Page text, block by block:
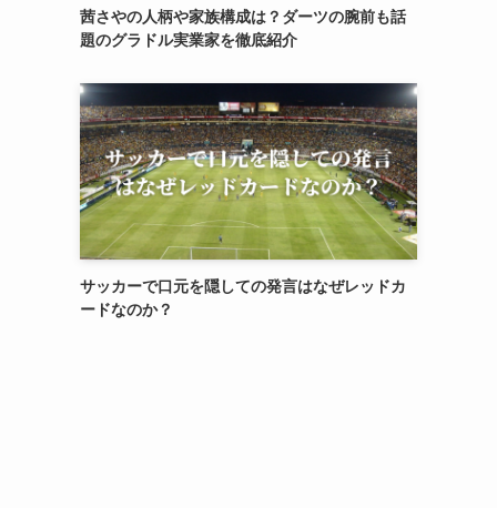
茜さやの人柄や家族構成は？ダーツの腕前も話
題のグラドル実業家を徹底紹介
サッカーで口元を隠しての発言はなぜレッドカ
ードなのか？